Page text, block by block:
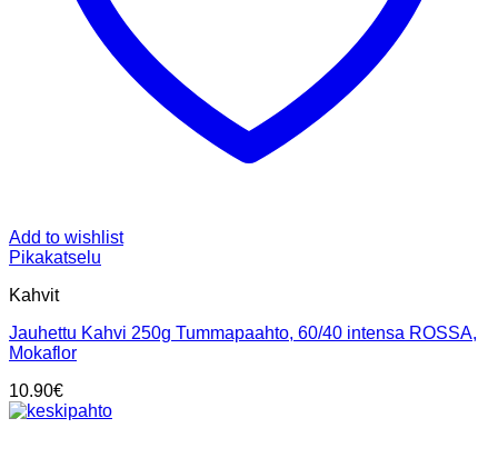
Add to wishlist
Pikakatselu
Kahvit
Jauhettu Kahvi 250g Tummapaahto, 60/40 intensa ROSSA,
Mokaflor
10.90€